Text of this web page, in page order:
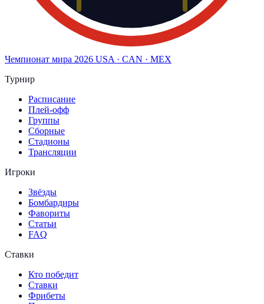
Чемпионат мира 2026 USA · CAN · MEX
Турнир
Расписание
Плей-офф
Группы
Сборные
Стадионы
Трансляции
Игроки
Звёзды
Бомбардиры
Фавориты
Статьи
FAQ
Ставки
Кто победит
Ставки
Фрибеты